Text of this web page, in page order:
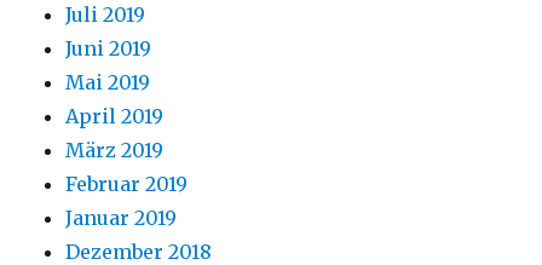
Juli 2019
Juni 2019
Mai 2019
April 2019
März 2019
Februar 2019
Januar 2019
Dezember 2018